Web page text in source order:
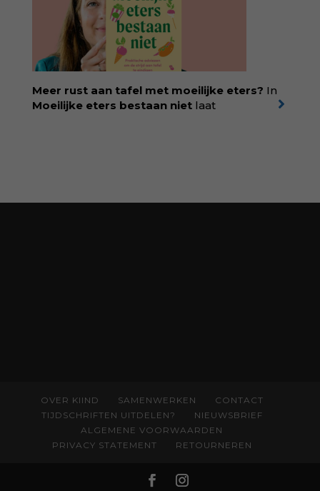
boekjes en hapsnap-filmpjes. Het mooiste
kindertijdschrift van Nederland; met liefde en
kunde voor taal, beeld en tekeningen die
spat van elke pagina. Dat vóel je. Dat voelt je
kind. Abonneer via
wonderwoud.nl/abonneren**en krijg 10%
korting met code:
KIIND10
Meer rust aan tafel met moeilijke eters? In
Moeilijke eters bestaan niet laat
OVER KIIND SAMENWERKEN
CONTACT
TIJDSCHRIFTEN UITDELEN?
NIEUWSBRIEF
ALGEMENE VOORWAARDEN
PRIVACY STATEMENT
RETOURNEREN